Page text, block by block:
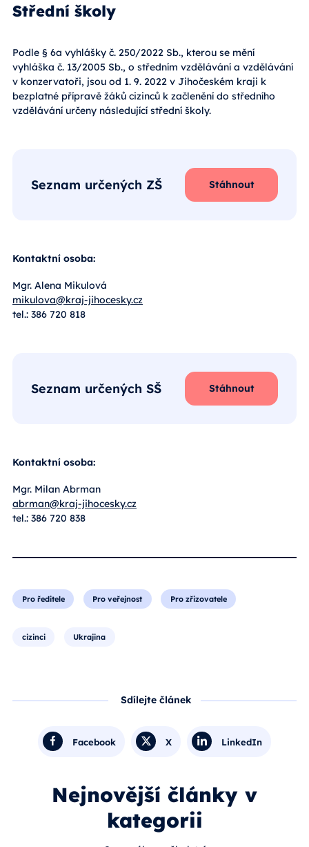
Střední školy
Podle § 6a vyhlášky č. 250/2022 Sb., kterou se mění
vyhláška č. 13/2005 Sb., o středním vzdělávání a vzdělávání
v konzervatoři, jsou od 1. 9. 2022 v Jihočeském kraji k
bezplatné přípravě žáků cizinců k začlenění do středního
vzdělávání určeny následující střední školy.
Seznam určených ZŠ Stáhnout
Kontaktní osoba:
Mgr. Alena Mikulová
mikulova@kraj-jihocesky.cz
tel.: 386 720 818
Seznam určených SŠ Stáhnout
Kontaktní osoba:
Mgr. Milan Abrman
abrman@kraj-jihocesky.cz
tel.: 386 720 838
Pro ředitele Pro veřejnost Pro zřizovatele
cizinci Ukrajina
Sdílejte článek
Facebook X LinkedIn
Nejnovější články v
kategorii